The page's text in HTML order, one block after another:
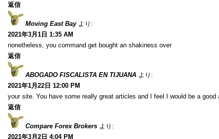
返信
Moving East Bay より:
2021年3月1日 1:35 AM
nonetheless, you command get bought an shakiness over
返信
ABOGADO FISCALISTA EN TIJUANA より:
2021年1月22日 12:00 PM
your site. You have some really great articles and I feel I would be a good
返信
Compare Forex Brokers より:
2021年3月2日 4:04 PM